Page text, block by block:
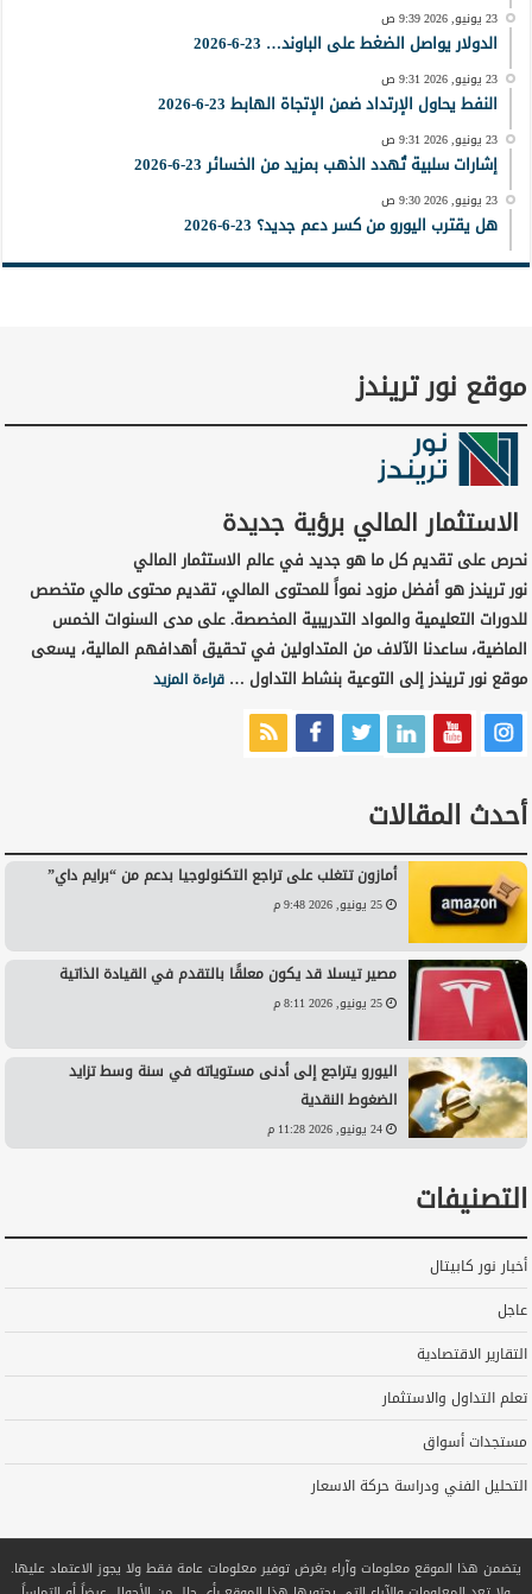
23 يونيو, 2026 9:39 ص
الدولار يواصل الضغط على الباوند… 23-6-2026
23 يونيو, 2026 9:31 ص
النفط يحاول الإرتداد ضمن الإتجاة الهابط 23-6-2026
23 يونيو, 2026 9:31 ص
إشارات سلبية تُهدد الذهب بمزيد من الخسائر 23-6-2026
23 يونيو, 2026 9:30 ص
هل يقترب اليورو من كسر دعم جديد؟ 23-6-2026
موقع نور تريندز
الاستثمار المالي برؤية جديدة
نحرص على تقديم كل ما هو جديد في عالم الاستثمار المالي
نور تريندز هو أفضل مزود نمواً للمحتوى المالي، تقديم محتوى مالي متخصص
للدورات التعليمية والمواد التدريبية المخصصة. على مدى السنوات الخمس
الماضية، ساعدنا الآلاف من المتداولين في تحقيق أهدافهم المالية، يسعى
موقع نور تريندز إلى التوعية بنشاط التداول …قراءة المزيد
أحدث المقالات
أمازون تتغلب على تراجع التكنولوجيا بدعم من “برايم داي”
25 يونيو, 2026 9:48 م
مصير تيسلا قد يكون معلقًا بالتقدم في القيادة الذاتية
25 يونيو, 2026 8:11 م
اليورو يتراجع إلى أدنى مستوياته في سنة وسط تزايد
الضغوط النقدية
24 يونيو, 2026 11:28 م
التصنيفات
أخبار نور كابيتال
عاجل
التقارير الاقتصادية
تعلم التداول والاستثمار
مستجدات أسواق
التحليل الفني ودراسة حركة الاسعار
يتضمن هذا الموقع معلومات وآراء بغرض توفير معلومات عامة فقط ولا يجوز الاعتماد عليها.